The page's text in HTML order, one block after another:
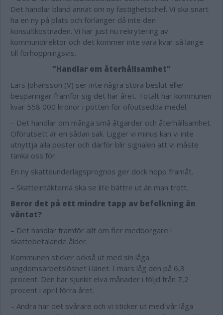
Det handlar bland annat om ny fastighetschef. Vi ska snart
ha en ny på plats och förlänger då inte den
konsultkostnaden. Vi har just nu rekrytering av
kommundirektör och det kommer inte vara kvar så länge
till förhoppningsvis.
"Handlar om återhållsamhet"
Lars Johansson (V) ser inte några stora beslut eller
besparingar framför sig det här året. Totalt har kommunen
kvar 558 000 kronor i potten för oföutsedda medel.
– Det handlar om många små åtgärder och återhållsamhet.
Oförutsett är en sådan sak. Ligger vi minus kan vi inte
utnyttja alla poster och därför blir signalen att vi måste
tänka oss för.
En ny skatteunderlagsprognos ger dock hopp framåt.
– Skatteintäkterna ska se lite bättre ut än man trott.
Beror det på ett mindre tapp av befolkning än
väntat?
– Det handlar framför allt om fler medborgare i
skattebetalande ålder.
Kommunen sticker också ut med sin låga
ungdomsarbetslöshet i länet. I mars låg den på 6,3
procent. Den har sjunkit elva månader i följd från 7,2
procent i april förra året.
– Andra har det svårare och vi sticker ut med vår låga